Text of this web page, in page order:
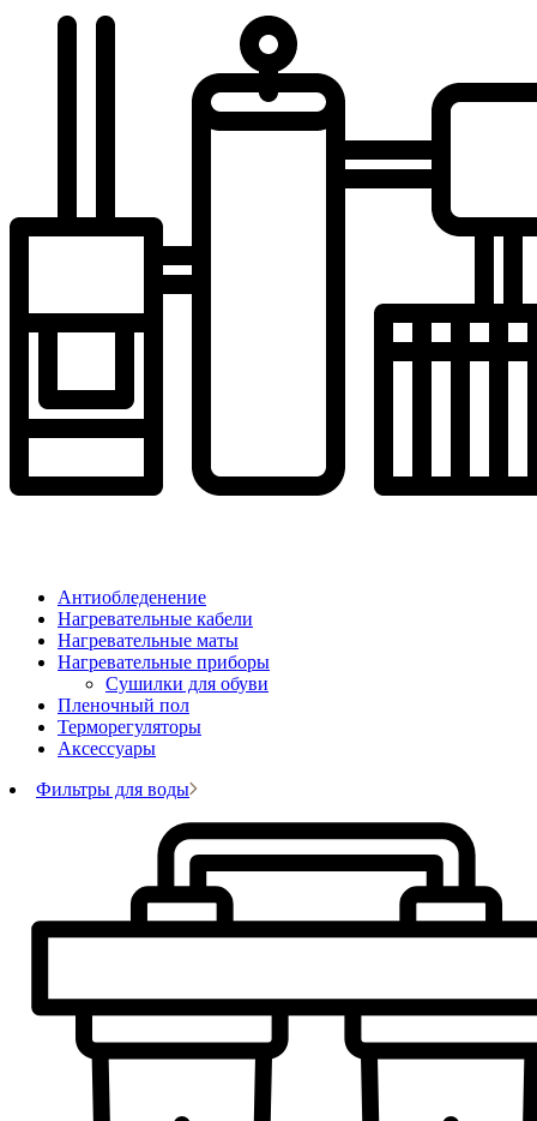
Антиобледенение
Нагревательные кабели
Нагревательные маты
Нагревательные приборы
Сушилки для обуви
Пленочный пол
Терморегуляторы
Аксессуары
Фильтры для воды